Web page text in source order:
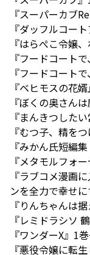
『スーパーカブ
『ダッフルコー
『はらぺこ令嬢
『フードコート
『フードコート
『ベヒモスの花
『ぼくの奥さん
『まんきつした
『むつ子、精を
『みかん氏短編
『メタモルフォ
『ラブコメ漫画
ンを全力で幸せ
『りんちゃんは
『レミドラシソ
『ワンダーX』1
『悪役令嬢に転